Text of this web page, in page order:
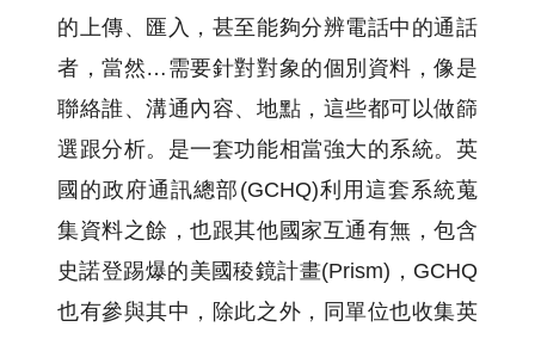
的上傳、匯入，甚至能夠分辨電話中的通話
者，當然…需要針對對象的個別資料，像是
聯絡誰、溝通內容、地點，這些都可以做篩
選跟分析。是一套功能相當強大的系統。英
國的政府通訊總部(GCHQ)利用這套系統蒐
集資料之餘，也跟其他國家互通有無，包含
史諾登踢爆的美國稜鏡計畫(Prism)，GCHQ
也有參與其中，除此之外，同單位也收集英